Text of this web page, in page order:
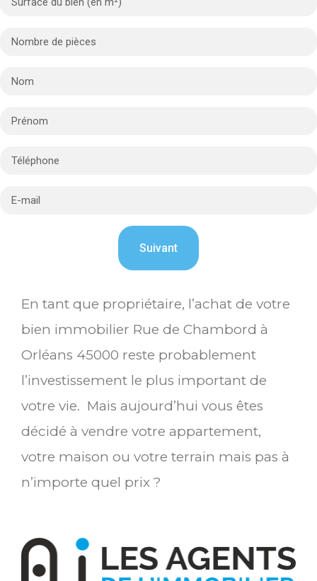
En tant que propriétaire, l’achat de votre
bien immobilier Rue de Chambord à
Orléans 45000 reste probablement
l’investissement le plus important de
votre vie. Mais aujourd’hui vous êtes
décidé à vendre votre appartement,
votre maison ou votre terrain mais pas à
n’importe quel prix ?